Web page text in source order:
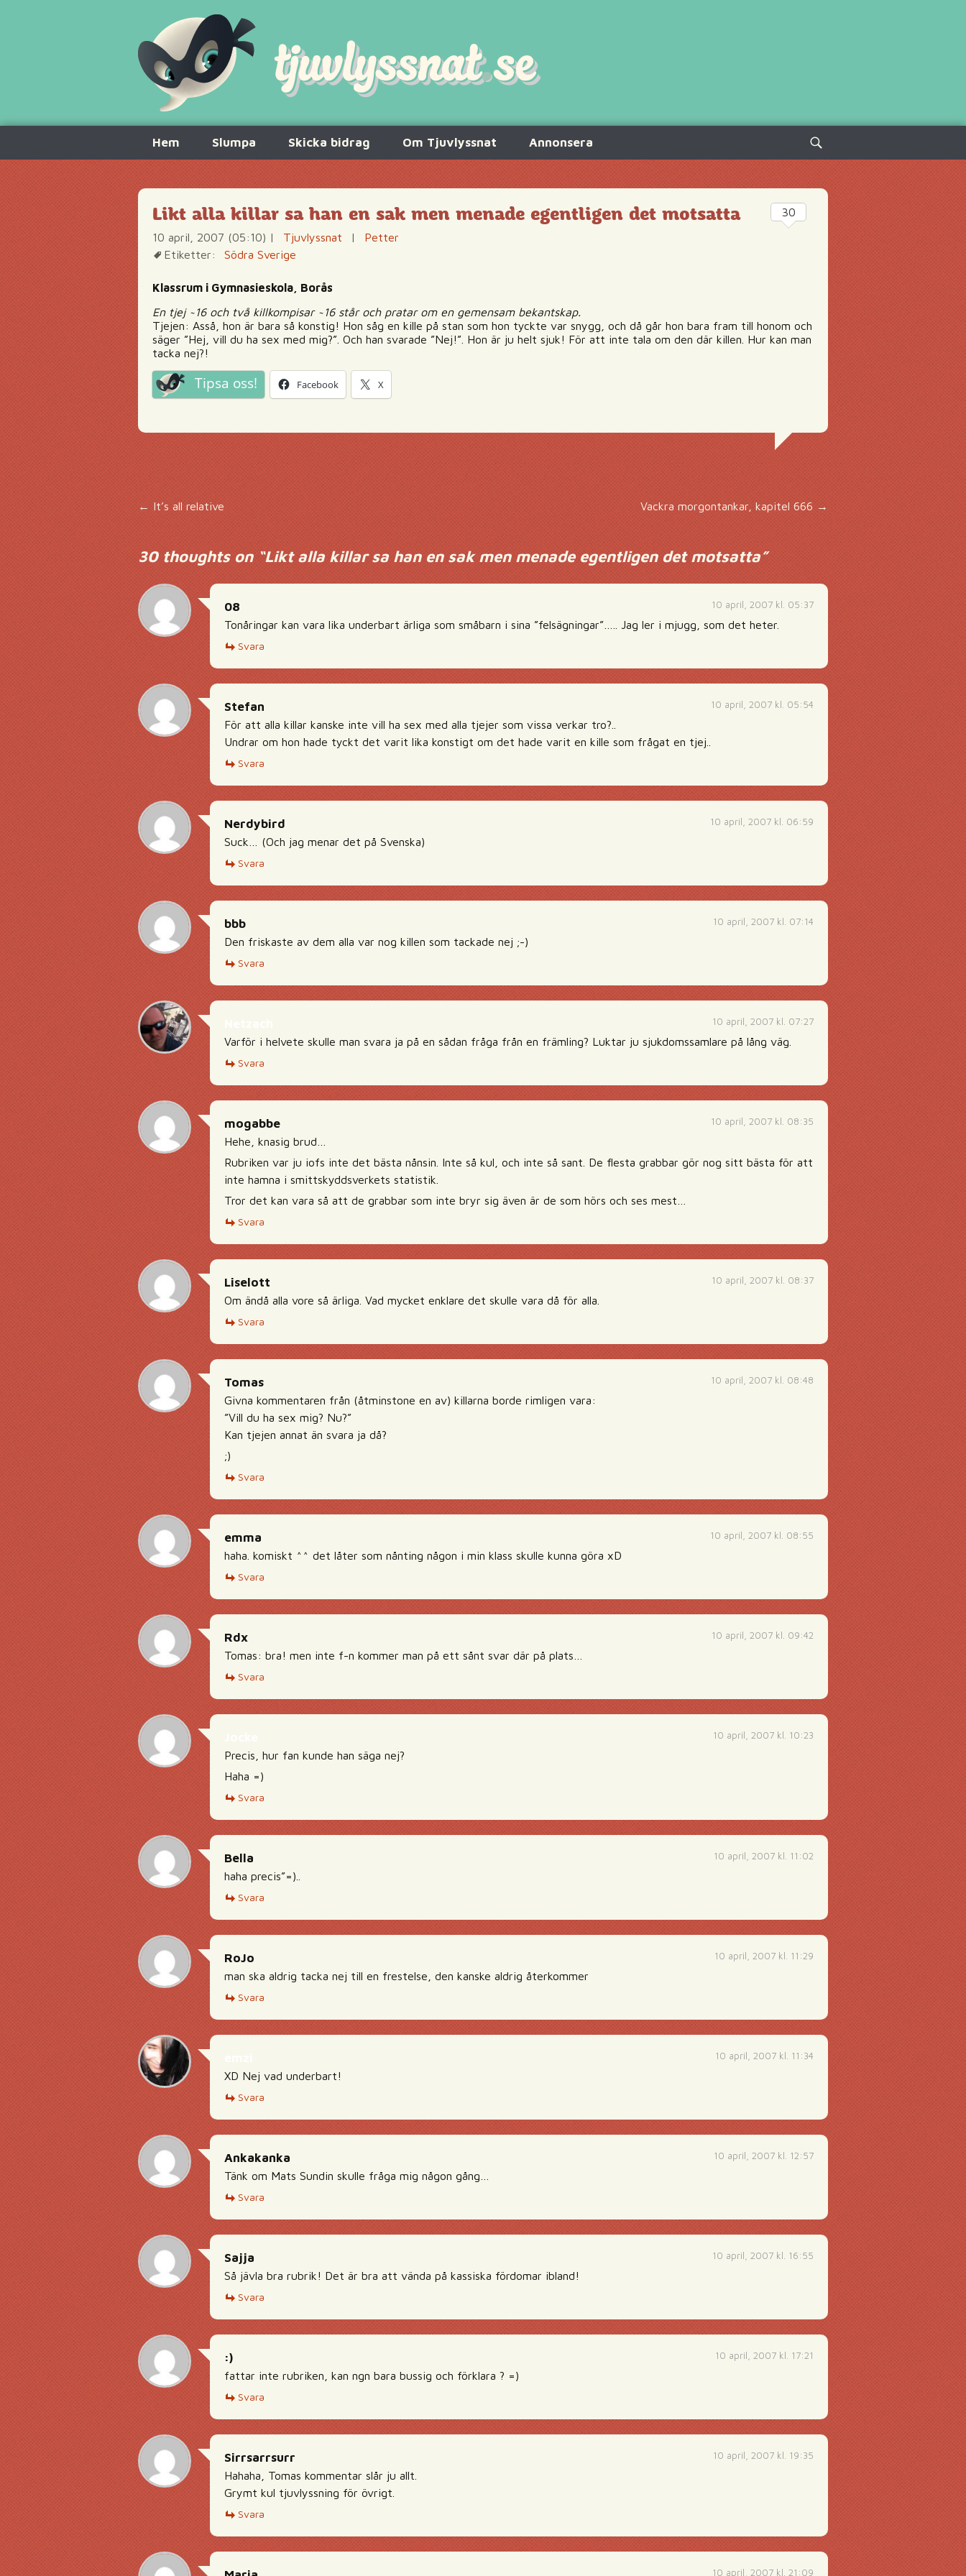
innehåll
Hem Slumpa Skicka bidrag Om Tjuvlyssnat Annonsera
Sök
efter:
Likt alla killar sa han en sak men menade egentligen det motsatta
10 april, 2007 (05:10) | Tjuvlyssnat |
Petter
Etiketter:
Södra Sverige
Klassrum i Gymnasieskola, Borås
En tjej ~16 och två killkompisar ~16 står och pratar om en gemensam bekantskap.
Tjejen: Asså, hon är bara så konstig! Hon såg en kille på stan som hon tyckte var snygg, och då går hon bara fram till honom och
säger ”Hej, vill du ha sex med mig?”. Och han svarade ”Nej!”. Hon är ju helt sjuk! För att inte tala om den där killen. Hur kan man
tacka nej?!
Tipsa oss! Facebook X
30
Inläggsnavigering
← It’s all relative Vackra morgontankar, kapitel 666 →
30 thoughts on “Likt alla killar sa han en sak men menade egentligen det motsatta”
10 april, 2007 kl. 05:37
08
Tonåringar kan vara lika underbart ärliga som småbarn i sina ”felsägningar”….. Jag ler i mjugg, som det heter.
Svara
10 april, 2007 kl. 05:54
Stefan
För att alla killar kanske inte vill ha sex med alla tjejer som vissa verkar tro?..
Undrar om hon hade tyckt det varit lika konstigt om det hade varit en kille som frågat en tjej..
Svara
10 april, 2007 kl. 06:59
Nerdybird
Suck… (Och jag menar det på Svenska)
Svara
10 april, 2007 kl. 07:14
bbb
Den friskaste av dem alla var nog killen som tackade nej ;-)
Svara
10 april, 2007 kl. 07:27
Varför i helvete skulle man svara ja på en sådan fråga från en främling? Luktar ju sjukdomssamlare på lång väg.
Svara
10 april, 2007 kl. 08:35
mogabbe
Hehe, knasig brud…
Rubriken var ju iofs inte det bästa nånsin. Inte så kul, och inte så sant. De flesta grabbar gör nog sitt bästa för att
inte hamna i smittskyddsverkets statistik.
Tror det kan vara så att de grabbar som inte bryr sig även är de som hörs och ses mest…
Svara
10 april, 2007 kl. 08:37
Liselott
Om ändå alla vore så ärliga. Vad mycket enklare det skulle vara då för alla.
Svara
10 april, 2007 kl. 08:48
Tomas
Givna kommentaren från (åtminstone en av) killarna borde rimligen vara:
”Vill du ha sex mig? Nu?”
Kan tjejen annat än svara ja då?
;)
Svara
10 april, 2007 kl. 08:55
emma
haha. komiskt ^^ det låter som nånting någon i min klass skulle kunna göra xD
Svara
10 april, 2007 kl. 09:42
Rdx
Tomas: bra! men inte f-n kommer man på ett sånt svar där på plats…
Svara
10 april, 2007 kl. 10:23
Precis, hur fan kunde han säga nej?
Haha =)
Svara
10 april, 2007 kl. 11:02
Bella
haha precis”=)..
Svara
10 april, 2007 kl. 11:29
RoJo
man ska aldrig tacka nej till en frestelse, den kanske aldrig återkommer
Svara
10 april, 2007 kl. 11:34
XD Nej vad underbart!
Svara
10 april, 2007 kl. 12:57
Ankakanka
Tänk om Mats Sundin skulle fråga mig någon gång…
Svara
10 april, 2007 kl. 16:55
Sajja
Så jävla bra rubrik! Det är bra att vända på kassiska fördomar ibland!
Svara
10 april, 2007 kl. 17:21
:)
fattar inte rubriken, kan ngn bara bussig och förklara ? =)
Svara
10 april, 2007 kl. 19:35
Sirrsarrsurr
Hahaha, Tomas kommentar slår ju allt.
Grymt kul tjuvlyssning för övrigt.
Svara
10 april, 2007 kl. 21:09